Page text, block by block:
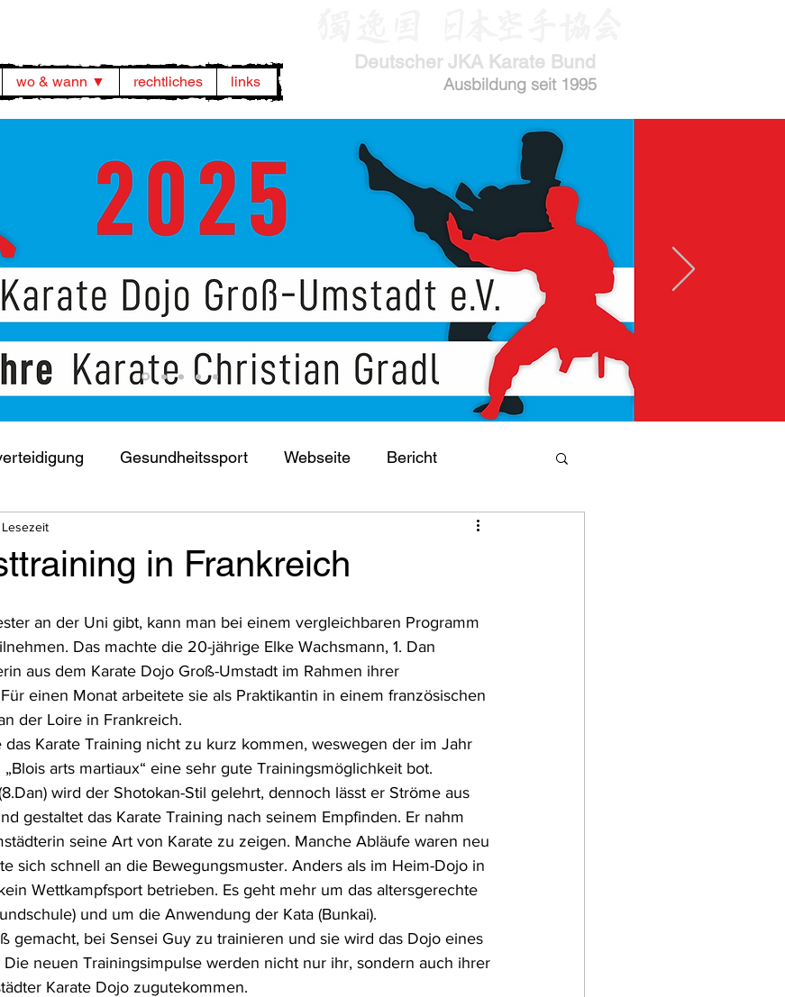
wo & wann ▼ rechtliches links
Deutscher JKA Karate Bund
Ausbildung seit 1995
Gesundheitssport Webseite Bericht
Jubiläum
in Frankreich
Lesezeit
an der Uni gibt, kann man bei einem vergleichbaren Programm
Das machte die 20-jährige Elke Wachsmann, 1. Dan
aus dem Karate Dojo Groß-Umstadt im Rahmen ihrer
einen Monat arbeitete sie als Praktikantin in einem französischen
der Loire in Frankreich.
Karate Training nicht zu kurz kommen, weswegen der im Jahr
arts martiaux“ eine sehr gute Trainingsmöglichkeit bot.
wird der Shotokan-Stil gelehrt, dennoch lässt er Ströme aus
gestaltet das Karate Training nach seinem Empfinden. Er nahm
seine Art von Karate zu zeigen. Manche Abläufe waren neu
sich schnell an die Bewegungsmuster. Anders als im Heim-Dojo in
Wettkampfsport betrieben. Es geht mehr um das altersgerechte
und um die Anwendung der Kata (Bunkai).
gemacht, bei Sensei Guy zu trainieren und sie wird das Dojo eines
neuen Trainingsimpulse werden nicht nur ihr, sondern auch ihrer
Karate Dojo zugutekommen.